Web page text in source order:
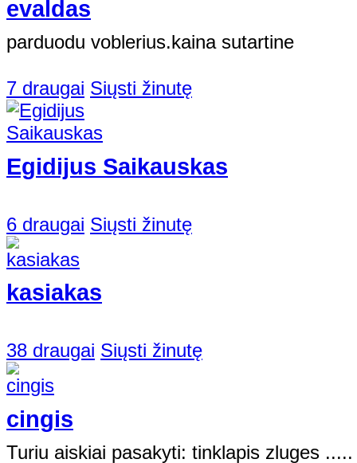
evaldas
parduodu voblerius.kaina sutartine
7 draugai Siųsti žinutę
Egidijus Saikauskas
6 draugai Siųsti žinutę
kasiakas
38 draugai Siųsti žinutę
cingis
Turiu aiskiai pasakyti: tinklapis zluges